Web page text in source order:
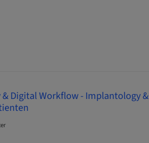
Digital Workflow - Implantology &